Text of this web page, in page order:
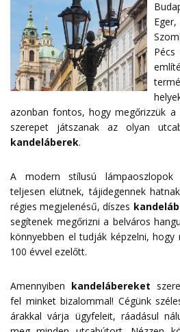
Pécs
azonban fontos, hogy megőrizzük a
szerepet játszanak az olyan
kandeláberek.
A modern stílusú
teljesen elütnek, tájidegennek
régies megjelenésű, díszes
segítenek megőrizni a belváros
könnyebben el tudják képzelni,
100 évvel ezelőtt.
Amennyiben kandelábereket
fel minket bizalommal! Cégünk
árakkal várja ügyfeleit, ráadásul